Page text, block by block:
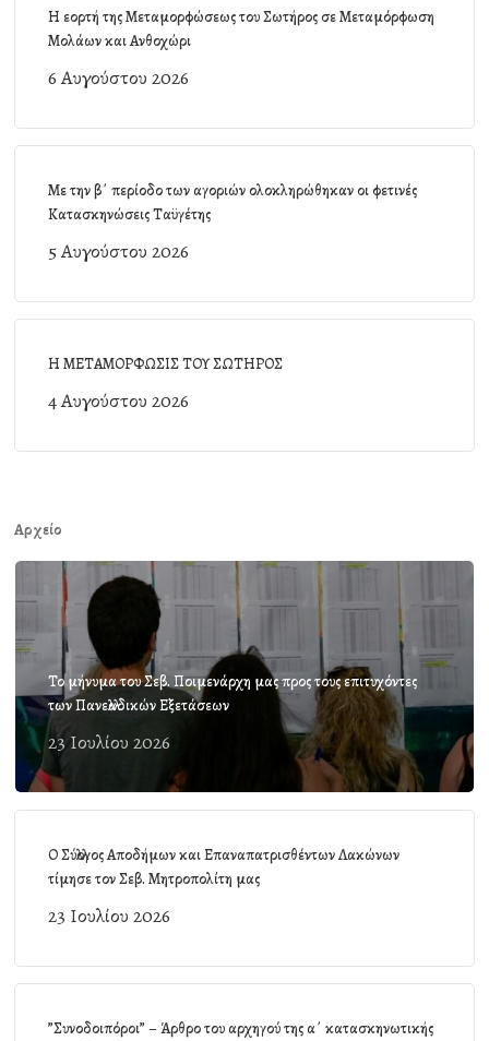
Η εορτή της Μεταμορφώσεως του Σωτήρος σε Μεταμόρφωση
Μολάων και Ανθοχώρι
6 Αυγούστου 2026
Με την β΄ περίοδο των αγοριών ολοκληρώθηκαν οι φετινές
Κατασκηνώσεις Ταϋγέτης
5 Αυγούστου 2026
Η ΜΕΤΑΜΟΡΦΩΣΙΣ ΤΟΥ ΣΩΤΗΡΟΣ
4 Αυγούστου 2026
Αρχείο
Το μήνυμα του Σεβ. Ποιμενάρχη μας προς τους επιτυχόντες
των Πανελλαδικών Εξετάσεων
23 Ιουλίου 2026
Ο Σύλλογος Αποδήμων και Επαναπατρισθέντων Λακώνων
τίμησε τον Σεβ. Μητροπολίτη μας
23 Ιουλίου 2026
”Συνοδοιπόροι” – Άρθρο του αρχηγού της α΄ κατασκηνωτικής